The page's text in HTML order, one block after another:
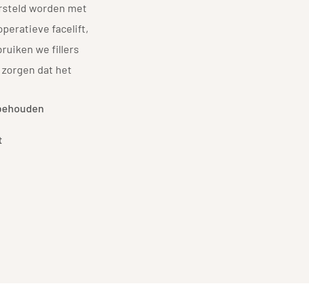
worden met
facelift,
we fillers
dat het